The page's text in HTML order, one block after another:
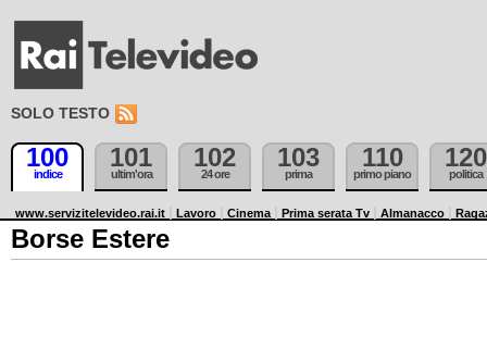
SOLO TESTO
100
indice
101
ultim'ora
102
24 ore
103
prima
110
primo piano
120
politica
www.servizitelevideo.rai.it Lavoro Cinema Prima serata Tv Almanacco
Borse Estere